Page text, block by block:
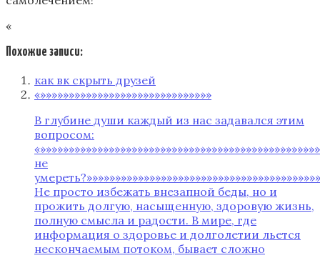
«
Похожие записи:
как вк скрыть друзей
«»»»»»»»»»»»»»»»»»»»»»»»»»»»»»»
В глубине души каждый из нас задавался этим
вопросом:
не
Не просто избежать внезапной беды, но и
прожить долгую, насыщенную, здоровую жизнь,
полную смысла и радости. В мире, где
информация о здоровье и долголетии льется
нескончаемым потоком, бывает сложно